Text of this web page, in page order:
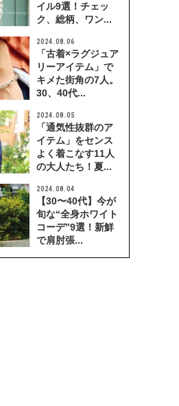
イル9選！チェッ
ク、総柄、ワン...
2024.08.06
「古着×ラグジュア
リーアイテム」で
キメた街角の7人。
30、40代...
2024.08.05
「通気性抜群のア
イテム」をセンス
よく着こなす11人
の大人たち！夏...
2024.08.04
【30〜40代】今が
旬な“全身ホワイト
コーデ”9選！新鮮
で肩肘張...